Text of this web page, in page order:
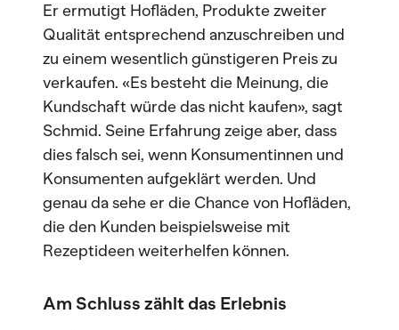
Er ermutigt Hofläden, Produkte zweiter
Qualität entsprechend anzuschreiben und
zu einem wesentlich günstigeren Preis zu
verkaufen. «Es besteht die Meinung, die
Kundschaft würde das nicht kaufen», sagt
Schmid. Seine Erfahrung zeige aber, dass
dies falsch sei, wenn Konsumentinnen und
Konsumenten aufgeklärt werden. Und
genau da sehe er die Chance von Hofläden,
die den Kunden beispielsweise mit
Rezeptideen weiterhelfen können.
Am Schluss zählt das Erlebnis